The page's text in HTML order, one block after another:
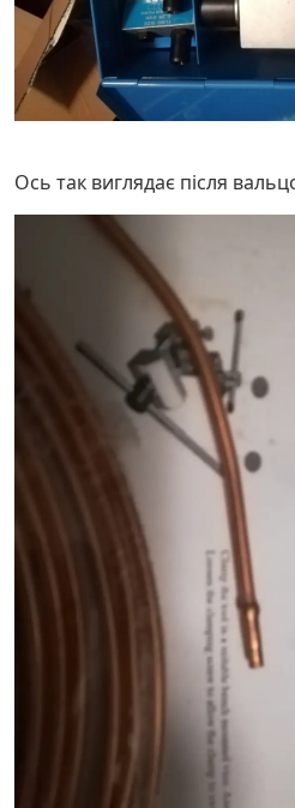
Ось так виглядає після